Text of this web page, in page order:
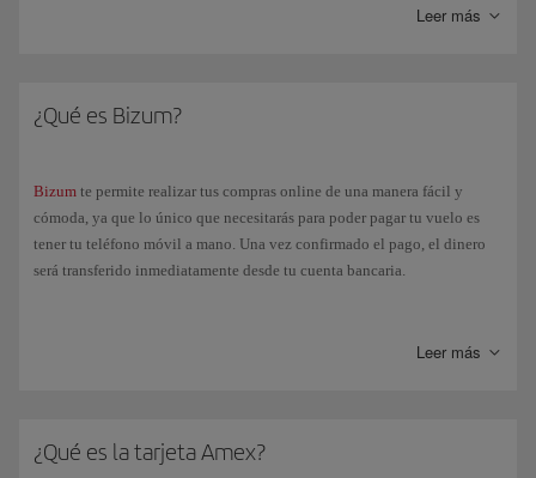
Leer más
¿Qué es Bizum?
Bizum te permite realizar tus compras online de una manera fácil y
cómoda, ya que lo único que necesitarás para poder pagar tu vuelo es
tener tu teléfono móvil a mano. Una vez confirmado el pago, el dinero
será transferido inmediatamente desde tu cuenta bancaria.
para que introduzcas tu número de teléfono. A continuación, recibirás
Leer más
¿Qué es la tarjeta Amex?